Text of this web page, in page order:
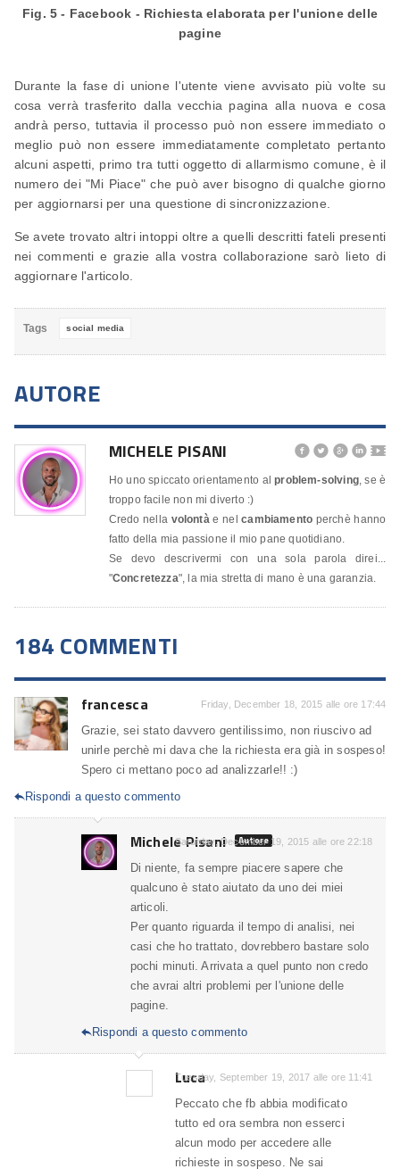
Fig. 5 - Facebook - Richiesta elaborata per l'unione delle
pagine
Durante la fase di unione l'utente viene avvisato più volte su
cosa verrà trasferito dalla vecchia pagina alla nuova e cosa
andrà perso, tuttavia il processo può non essere immediato o
meglio può non essere immediatamente completato pertanto
alcuni aspetti, primo tra tutti oggetto di allarmismo comune, è il
numero dei "Mi Piace" che può aver bisogno di qualche giorno
per aggiornarsi per una questione di sincronizzazione.
Se avete trovato altri intoppi oltre a quelli descritti fateli presenti
nei commenti e grazie alla vostra collaborazione sarò lieto di
aggiornare l'articolo.
Tags social media
AUTORE
MICHELE PISANI     🎬
Ho uno spiccato orientamento alproblem-solving, se è
troppo facile non mi diverto :)
Credo nella volontàe nelcambiamento perchè hanno
fatto della mia passione il mio pane quotidiano.
Se devo descrivermi con una sola parola direi...
"Concretezza", la mia stretta di mano è una garanzia.
184 COMMENTI
francesca Friday, December 18, 2015 alle ore 17:44
Grazie, sei stato davvero gentilissimo, non riuscivo ad
unirle perchè mi dava che la richiesta era già in sospeso!
Spero ci mettano poco ad analizzarle!! :)
Rispondi a questo commento
Michele Pisani Autore
Saturday, December 19, 2015 alle ore 22:18
Di niente, fa sempre piacere sapere che
qualcuno è stato aiutato da uno dei miei
articoli.
Per quanto riguarda il tempo di analisi, nei
casi che ho trattato, dovrebbero bastare solo
pochi minuti. Arrivata a quel punto non credo
che avrai altri problemi per l'unione delle
pagine.
Rispondi a questo commento
Luca
Tuesday, September 19, 2017 alle ore 11:41
Peccato che fb abbia modificato
tutto ed ora sembra non esserci
alcun modo per accedere alle
richieste in sospeso. Ne sai